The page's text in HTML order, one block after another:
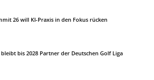
26 will KI-Praxis in den Fokus rücken
bleibt bis 2028 Partner der Deutschen Golf Liga